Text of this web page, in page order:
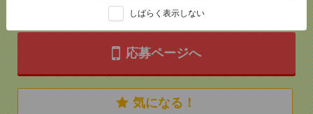
しばらく表示しない
応募ページへ
気になる！